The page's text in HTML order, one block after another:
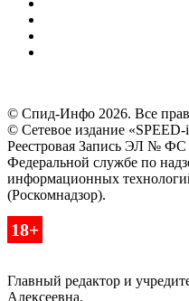
© Спид-Инфо 2026. Все
© Сетевое издание
Реестровая Запись ЭЛ № ФС
Федеральной службе по
информационных
(Роскомнадзор).
18+
Главный редактор и
Алексеевна.